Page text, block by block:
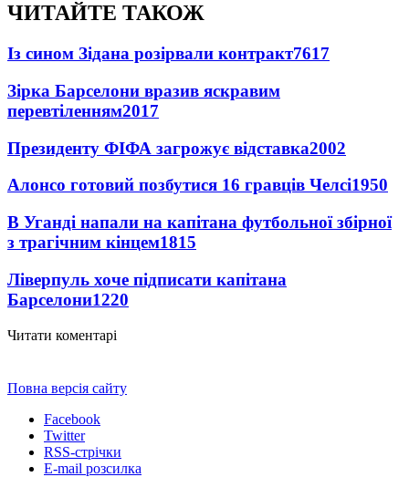
ЧИТАЙТЕ ТАКОЖ
Із сином Зідана розірвали контракт7617
Зірка Барселони вразив яскравим
перевтіленням2017
Президенту ФІФА загрожує відставка2002
Алонсо готовий позбутися 16 гравців Челсі1950
В Уганді напали на капітана футбольної збірної
з трагічним кінцем1815
Ліверпуль хоче підписати капітана
Барселони1220
Читати коментарі
Повна версія сайту
Facebook
Twitter
RSS-стрічки
E-mail розсилка